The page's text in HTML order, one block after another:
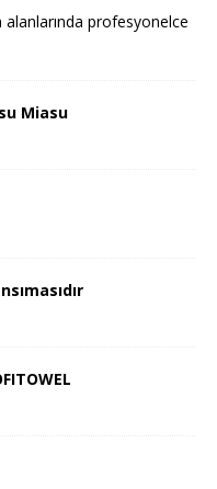
alanlarında profesyonelce
Miasu